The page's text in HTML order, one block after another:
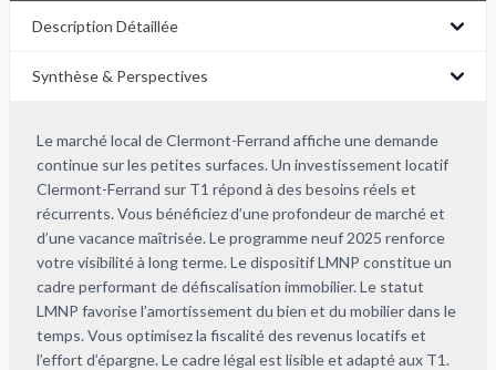
Description Détaillée
Synthèse & Perspectives
Le marché local de Clermont-Ferrand affiche une demande
continue sur les petites surfaces. Un investissement locatif
Clermont-Ferrand sur T1 répond à des besoins réels et
récurrents. Vous bénéficiez d’une profondeur de marché et
d’une vacance maîtrisée. Le programme neuf 2025 renforce
votre visibilité à long terme. Le dispositif LMNP constitue un
cadre performant de défiscalisation immobilier. Le statut
LMNP favorise l’amortissement du bien et du mobilier dans le
temps. Vous optimisez la fiscalité des revenus locatifs et
l’effort d’épargne. Le cadre légal est lisible et adapté aux T1.